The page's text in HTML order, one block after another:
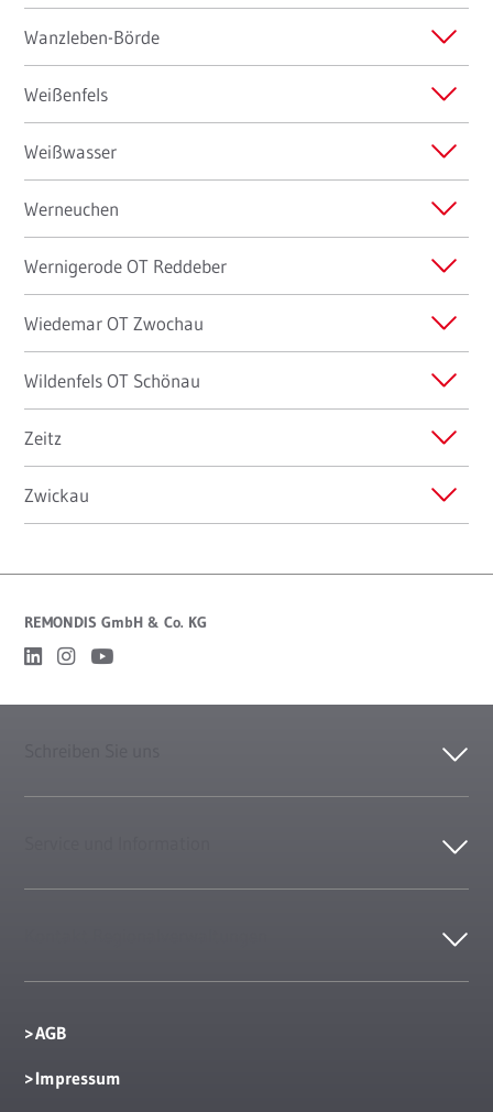
Wanzleben-Börde
Weißenfels
Weißwasser
Werneuchen
Wernigerode OT Reddeber
Wiedemar OT Zwochau
Wildenfels OT Schönau
Zeitz
Zwickau
REMONDIS GmbH & Co. KG
AGB
Impressum